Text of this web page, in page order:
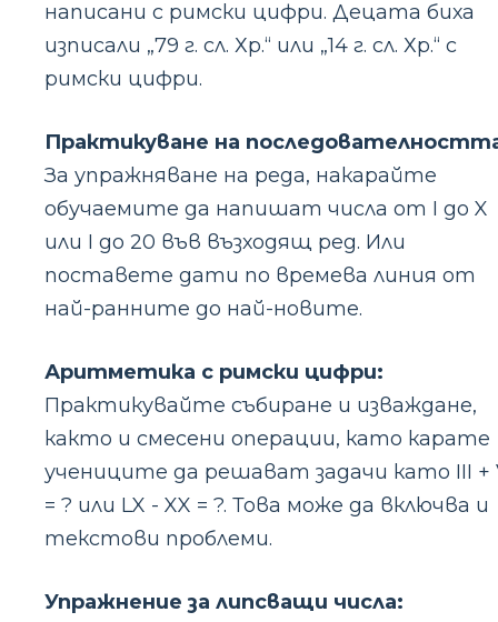
написани с римски цифри. Децата биха
изписали „79 г. сл. Хр.“ или „14 г. сл. Хр.“ с
римски цифри.
Практикуване на
За упражняване на реда, накарайте
обучаемите да напишат числа от I до X
или I до 20 във възходящ ред. Или
поставете дати по времева линия от
най-ранните до най-новите.
Аритметика с римски цифри:
Практикувайте събиране и изваждане,
както и смесени операции, като карате
учениците да решават задачи като III +
= ? или LX - XX = ?. Това може да включва и
текстови проблеми.
Упражнение за липсващи числа: